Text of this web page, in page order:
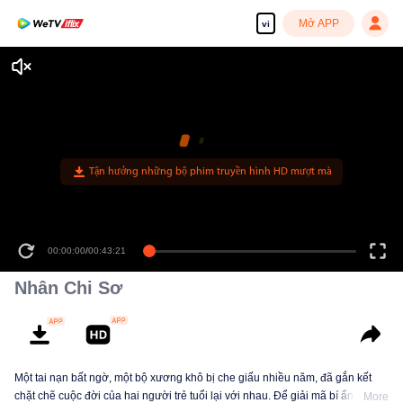
vi Mở APP
Tận hưởng những bộ phim truyền hình HD mượt mà
00:00:00/00:43:21
Nhân Chi Sơ
Một tai nạn bất ngờ, một bộ xương khô bị che giấu nhiều năm, đã gắn kết
chặt chẽ cuộc đời của hai người trẻ tuổi lại với nhau. Để giải mã bí ẩn vềMore